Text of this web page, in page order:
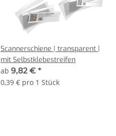
Scannerschiene | transparent |
mit Selbstklebestreifen
ab 9,82 € *
0,39 € pro 1 Stück